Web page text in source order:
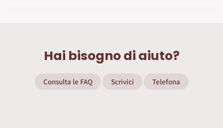
Hai bisogno di aiuto?
Consulta le FAQ Scrivici Telefona